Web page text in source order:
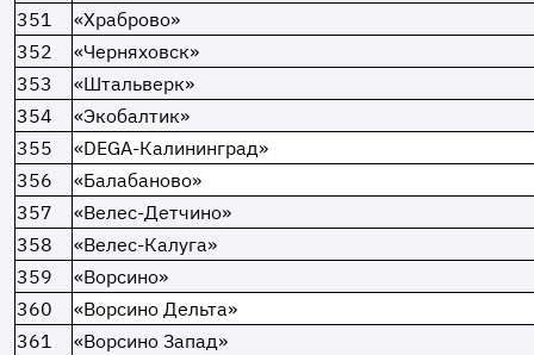
351
«Храброво»
352
«Черняховск»
353
«Штальверк»
354
«Экобалтик»
355
«DEGA-Калининград»
356
«Балабаново»
357
«Велес-Детчино»
358
«Велес-Калуга»
359
«Ворсино»
360
«Ворсино Дельта»
361
«Ворсино Запад»